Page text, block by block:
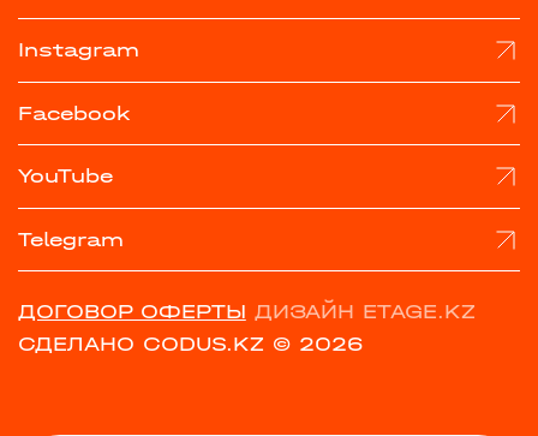
Instagram
Facebook
YouTube
Telegram
ДОГОВОР ОФЕРТЫ ДИЗАЙН ETAGE.KZ
СДЕЛАНО CODUS.KZ © 2026